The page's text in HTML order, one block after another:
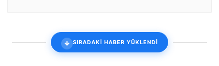
SIRADAKİ HABER YÜKLENDİ